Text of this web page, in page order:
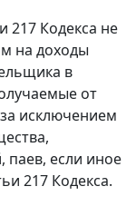
217 Кодекса не
на доходы
в
от
исключением
паев, если иное
217 Кодекса.